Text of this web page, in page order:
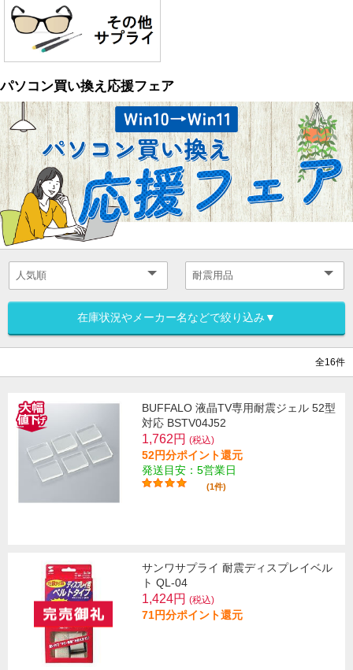
パソコン買い換え応援フェア
在庫状況やメーカー名などで絞り込み▼
全16件
BUFFALO 液晶TV専用耐震ジェル 52型
対応 BSTV04J52
1,762円 (税込)
52円分ポイント還元
発送目安：5営業日
(1件)
サンワサプライ 耐震ディスプレイベル
ト QL-04
1,424円 (税込)
71円分ポイント還元